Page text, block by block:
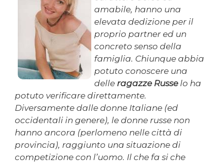
amabile, hanno una
elevata dedizione per il
proprio partner ed un
concreto senso della
famiglia. Chiunque abbia
potuto conoscere una
delle ragazze Russelo ha
potuto verificare direttamente.
Diversamente dalle donne Italiane (ed
occidentali in genere), le donne russe non
hanno ancora (perlomeno nelle città di
provincia), raggiunto una situazione di
competizione con l’uomo. Il che fa si che